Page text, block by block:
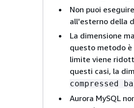
Non puoi
all'esterno della
La dimensione
questo metodo
limite viene
questi casi, la
compressed
Aurora MySQL